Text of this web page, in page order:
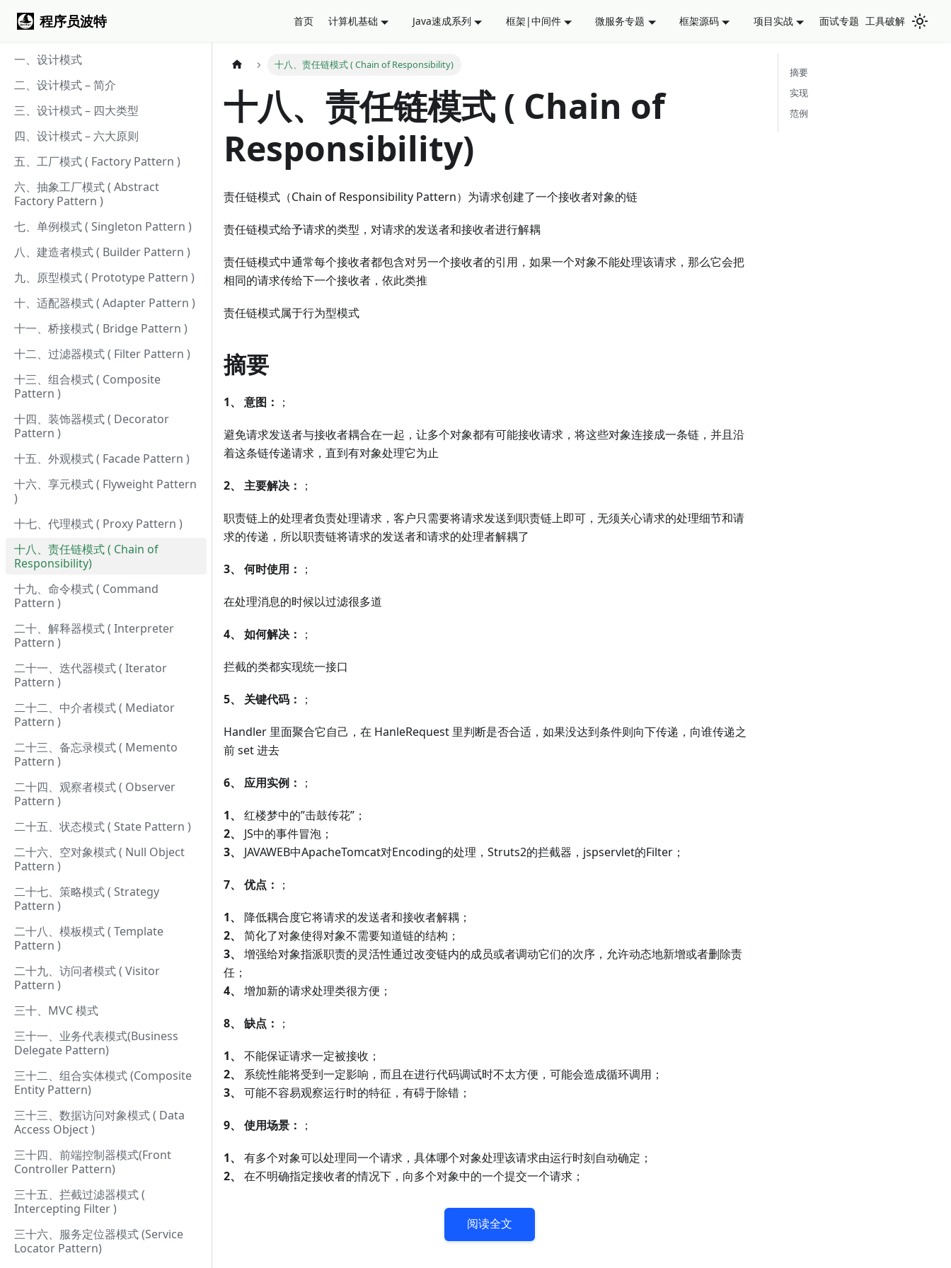
程序员波特 首页 计算机基础 Java速成系列 框架|中间件 微服务专题 框架源码 项目实战 面试专题 工具破解
一、设计模式
二、设计模式 – 简介
三、设计模式 – 四大类型
四、设计模式 – 六大原则
五、工厂模式 ( Factory Pattern )
六、抽象工厂模式 ( Abstract
Factory Pattern )
七、单例模式 ( Singleton Pattern )
八、建造者模式 ( Builder Pattern )
九、原型模式 ( Prototype Pattern )
十、适配器模式 ( Adapter Pattern )
十一、桥接模式 ( Bridge Pattern )
十二、过滤器模式 ( Filter Pattern )
十三、组合模式 ( Composite
Pattern )
十四、装饰器模式 ( Decorator
Pattern )
十五、外观模式 ( Facade Pattern )
十六、享元模式 ( Flyweight Pattern
)
十七、代理模式 ( Proxy Pattern )
十八、责任链模式 ( Chain of
Responsibility)
十九、命令模式 ( Command
Pattern )
二十、解释器模式 ( Interpreter
Pattern )
二十一、迭代器模式 ( Iterator
Pattern )
二十二、中介者模式 ( Mediator
Pattern )
二十三、备忘录模式 ( Memento
Pattern )
二十四、观察者模式 ( Observer
Pattern )
二十五、状态模式 ( State Pattern )
二十六、空对象模式 ( Null Object
Pattern )
二十七、策略模式 ( Strategy
Pattern )
二十八、模板模式 ( Template
Pattern )
二十九、访问者模式 ( Visitor
Pattern )
三十、MVC 模式
三十一、业务代表模式(Business
Delegate Pattern)
三十二、组合实体模式 (Composite
Entity Pattern)
三十三、数据访问对象模式 ( Data
Access Object )
三十四、前端控制器模式(Front
Controller Pattern)
三十五、拦截过滤器模式 (
Intercepting Filter )
三十六、服务定位器模式 (Service
Locator Pattern)
十八、责任链模式 ( Chain of Responsibility)
十八、责任链模式 ( Chain of
Responsibility)
责任链模式（Chain of Responsibility Pattern）为请求创建了一个接收者对象的链
责任链模式给予请求的类型，对请求的发送者和接收者进行解耦
责任链模式中通常每个接收者都包含对另一个接收者的引用，如果一个对象不能处理该请求，那么它会把
相同的请求传给下一个接收者，依此类推
责任链模式属于行为型模式
摘要
1、 意图： ；
避免请求发送者与接收者耦合在一起，让多个对象都有可能接收请求，将这些对象连接成一条链，并且沿
着这条链传递请求，直到有对象处理它为止
2、 主要解决： ；
职责链上的处理者负责处理请求，客户只需要将请求发送到职责链上即可，无须关心请求的处理细节和请
求的传递，所以职责链将请求的发送者和请求的处理者解耦了
3、 何时使用： ；
在处理消息的时候以过滤很多道
4、 如何解决： ；
拦截的类都实现统一接口
5、 关键代码： ；
Handler 里面聚合它自己，在 HanleRequest 里判断是否合适，如果没达到条件则向下传递，向谁传递之
前 set 进去
6、 应用实例： ；
1、
红楼梦中的”击鼓传花”；
2、
JS中的事件冒泡；
3、
JAVAWEB中ApacheTomcat对Encoding的处理，Struts2的拦截器，jspservlet的Filter；
7、 优点： ；
1、
降低耦合度它将请求的发送者和接收者解耦；
2、
简化了对象使得对象不需要知道链的结构；
3、
增强给对象指派职责的灵活性通过改变链内的成员或者调动它们的次序，允许动态地新增或者删除责
任；
4、
增加新的请求处理类很方便；
8、 缺点： ；
1、
不能保证请求一定被接收；
2、
系统性能将受到一定影响，而且在进行代码调试时不太方便，可能会造成循环调用；
3、
可能不容易观察运行时的特征，有碍于除错；
9、 使用场景： ；
1、
有多个对象可以处理同一个请求，具体哪个对象处理该请求由运行时刻自动确定；
2、
在不明确指定接收者的情况下，向多个对象中的一个提交一个请求；
阅读全文
摘要
实现
范例